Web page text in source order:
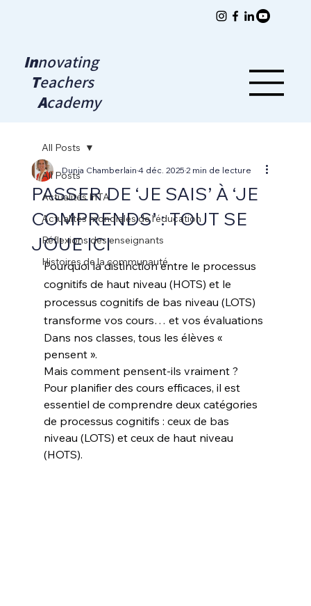
Innovating
Teachers
Academy
All Posts
Actualités InTA
Actualités mondiales de l’éducation
Réflexions des enseignants
Histoires de la communauté
All Posts
PASSER DE ‘JE SAIS’ À ‘JE
COMPRENDS’ : TOUT SE
JOUE ICI
Dunja Chamberlain4 déc. 20252 min de lecture
Pourquoi la distinction entre le processus
cognitifs de haut niveau (HOTS) et le
processus cognitifs de bas niveau (LOTS)
transforme vos cours… et vos évaluations
Dans nos classes, tous les élèves «
pensent ».
Mais comment pensent-ils vraiment ?
Pour planifier des cours efficaces, il est
essentiel de comprendre deux catégories
de processus cognitifs : ceux de bas
niveau (LOTS) et ceux de haut niveau
(HOTS).